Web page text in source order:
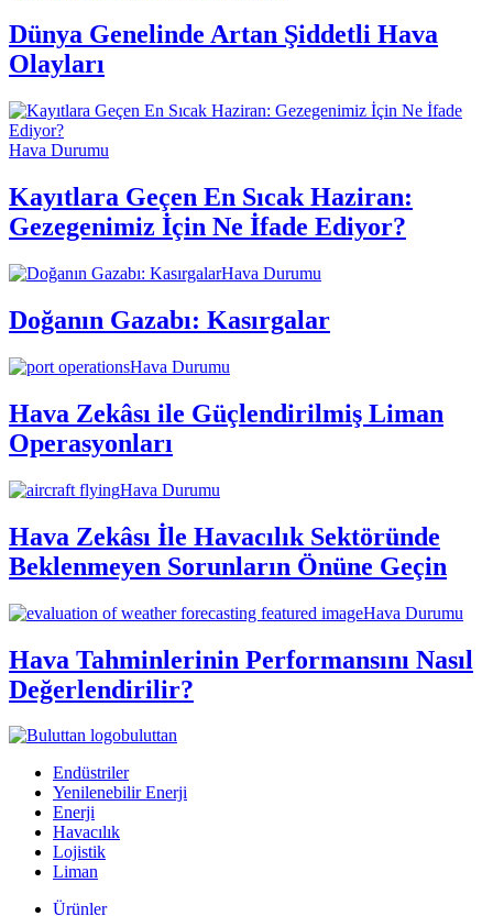
Dünya Genelinde Artan Şiddetli Hava
Olayları
Hava Durumu
Kayıtlara Geçen En Sıcak Haziran:
Gezegenimiz İçin Ne İfade Ediyor?
Hava Durumu
Doğanın Gazabı: Kasırgalar
Hava Durumu
Hava Zekâsı ile Güçlendirilmiş Liman
Operasyonları
Hava Durumu
Hava Zekâsı İle Havacılık Sektöründe
Beklenmeyen Sorunların Önüne Geçin
Hava Durumu
Hava Tahminlerinin Performansını Nasıl
Değerlendirilir?
buluttan
Endüstriler
Yenilenebilir Enerji
Enerji
Havacılık
Lojistik
Liman
Ürünler